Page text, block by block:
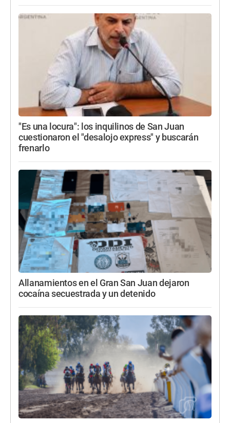
"Es una locura": los inquilinos de San Juan
cuestionaron el "desalojo express" y buscarán
frenarlo
Allanamientos en el Gran San Juan dejaron
cocaína secuestrada y un detenido